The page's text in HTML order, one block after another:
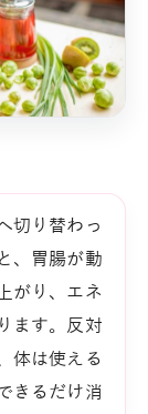
切り替わっ
、胃腸が動
がり、エネ
ます。反対
体は使える
きるだけ消